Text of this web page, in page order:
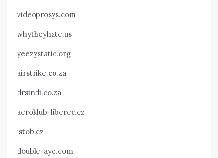
videoprosys.com
whytheyhate.us
yeezystatic.org
airstrike.co.za
drsindi.co.za
aeroklub-liberec.cz
istob.cz
double-aye.com